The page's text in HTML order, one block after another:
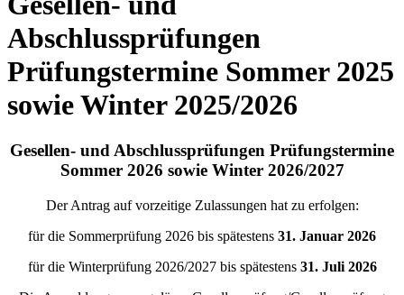
Abschlussprüfungen
Prüfungstermine Sommer 2025
sowie Winter 2025/2026
Gesellen- und Abschlussprüfungen Prüfungstermine
Sommer 2026 sowie Winter 2026/2027
Der Antrag auf vorzeitige Zulassungen hat zu erfolgen:
für die Sommerprüfung 2026 bis spätestens 31. Januar 2026
für die Winterprüfung 2026/2027 bis spätestens31. Juli 2026